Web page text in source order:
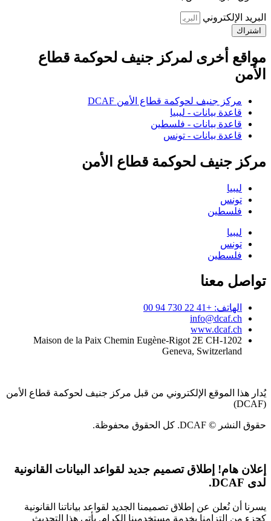
البريد الإلكتروني
اشتراك
مواقع أخرى لمركز جنيف لحوكمة قطاع
الأمن
مركز جنيف لحوكمة قطاع الأمن DCAF
قاعدة بيانات - ليبيا
قاعدة بيانات - فلسطين
قاعدة بيانات - تونس
مركز جنيف لحوكمة قطاع الأمن
ليبيا
تونس
فلسطين
ليبيا
تونس
فلسطين
تواصل معنا
الهاتف: +41 22 730 94 00
info@dcaf.ch
www.dcaf.ch
Maison de la Paix Chemin Eugène-Rigot 2E CH-1202
Geneva, Switzerland
يُدار هذا الموقع الإلكتروني من قبل مركز جنيف لحوكمة قطاع الأمن
(DCAF)
حقوق النشر © DCAF. كل الحقوق محفوظة.
إعلان هام! إطلاق تصميم جديد لقواعد البيانات القانونية
لدى DCAF.
يسرنا أن نُعلن عن إطلاق تصميمنا الجديد لقواعد بياناتنا القانونية
كجزء من التزامنا بخدمة مستخدمينا الكرام. يأتي هذا التحديث